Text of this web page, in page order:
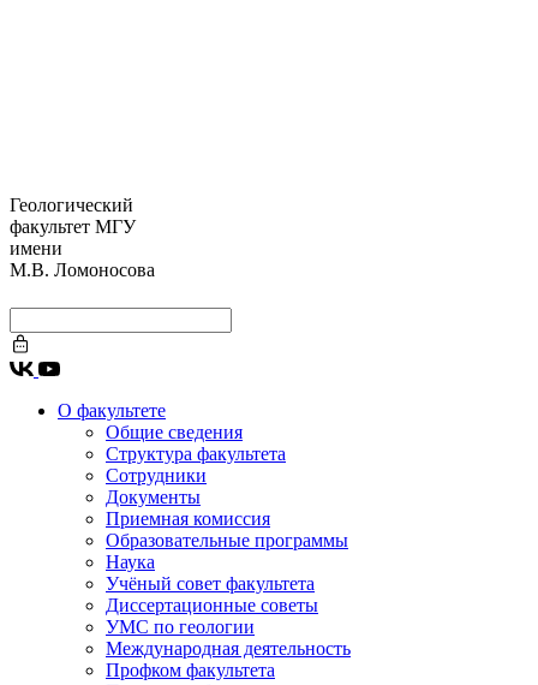
Геологический
факультет МГУ
имени
М.В. Ломоносова
О факультете
Общие сведения
Структура факультета
Сотрудники
Документы
Приемная комиссия
Образовательные программы
Наука
Учёный совет факультета
Диссертационные советы
УМС по геологии
Международная деятельность
Профком факультета